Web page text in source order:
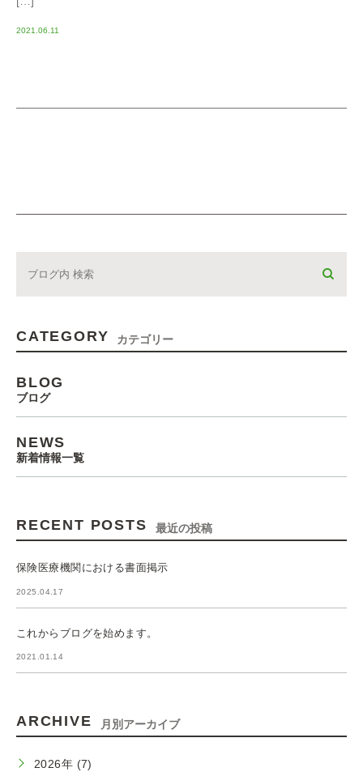
2021.06.11
CATEGORY カテゴリー
BLOG
ブログ
NEWS
新着情報一覧
RECENT POSTS 最近の投稿
保険医療機関における書面掲示
2025.04.17
これからブログを始めます。
2021.01.14
ARCHIVE 月別アーカイブ
2026年 (7)